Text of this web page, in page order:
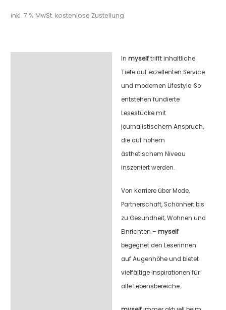
inkl. 7 % MwSt. kostenlose Zustellung
In myselftrifft inhaltliche
Tiefe auf exzellenten Service
und modernen Lifestyle. So
entstehen fundierte
Lesestücke mit
journalistischem Anspruch,
die auf hohem
ästhetischem Niveau
inszeniert werden.
Von Karriere über Mode,
Partnerschaft, Schönheit bis
zu Gesundheit, Wohnen und
Einrichten –myself
begegnet den Leserinnen
auf Augenhöhe und bietet
vielfältige Inspirationen für
alle Lebensbereiche.